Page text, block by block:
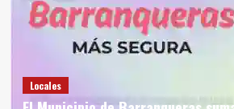
Locales